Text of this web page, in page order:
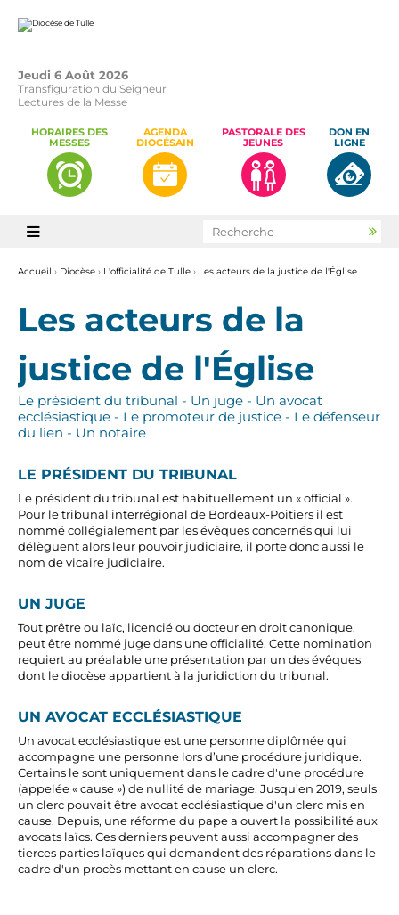
contenu.
navigation
Jeudi 6 Août 2026
Transfiguration du Seigneur
Lectures de la Messe
HORAIRES DES
MESSES
AGENDA
DIOCÉSAIN
PASTORALE DES
JEUNES
DON EN
LIGNE

Accueil › Diocèse › L'officialité de Tulle › Les acteurs de la justice de l'Église
Les acteurs de la
justice de l'Église
Le président du tribunal - Un juge - Un avocat
ecclésiastique - Le promoteur de justice - Le défenseur
du lien - Un notaire
LE PRÉSIDENT DU TRIBUNAL
Le président du tribunal est habituellement un « official ».
Pour le tribunal interrégional de Bordeaux-Poitiers il est
nommé collégialement par les évêques concernés qui lui
délèguent alors leur pouvoir judiciaire, il porte donc aussi le
nom de vicaire judiciaire.
UN JUGE
Tout prêtre ou laïc, licencié ou docteur en droit canonique,
peut être nommé juge dans une officialité. Cette nomination
requiert au préalable une présentation par un des évêques
dont le diocèse appartient à la juridiction du tribunal.
UN AVOCAT ECCLÉSIASTIQUE
Un avocat ecclésiastique est une personne diplômée qui
accompagne une personne lors d’une procédure juridique.
Certains le sont uniquement dans le cadre d'une procédure
(appelée « cause ») de nullité de mariage. Jusqu’en 2019, seuls
un clerc pouvait être avocat ecclésiastique d'un clerc mis en
cause. Depuis, une réforme du pape a ouvert la possibilité aux
avocats laïcs. Ces derniers peuvent aussi accompagner des
tierces parties laïques qui demandent des réparations dans le
cadre d'un procès mettant en cause un clerc.